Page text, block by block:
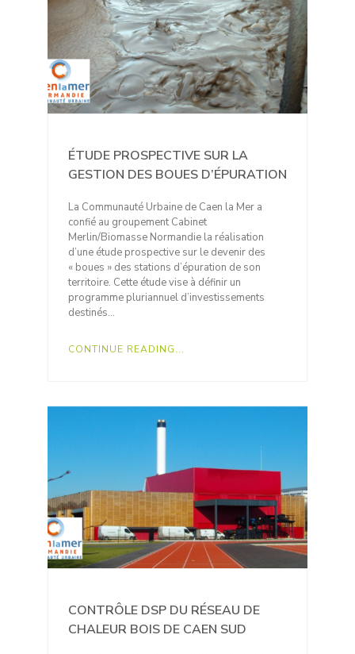
ÉTUDE PROSPECTIVE SUR LA
GESTION DES BOUES D’ÉPURATION
La Communauté Urbaine de Caen la Mer a
confié au groupement Cabinet
Merlin/Biomasse Normandie la réalisation
d’une étude prospective sur le devenir des
« boues » des stations d’épuration de son
territoire. Cette étude vise à définir un
programme pluriannuel d’investissements
destinés…
CONTINUE READING...
CONTRÔLE DSP DU RÉSEAU DE
CHALEUR BOIS DE CAEN SUD